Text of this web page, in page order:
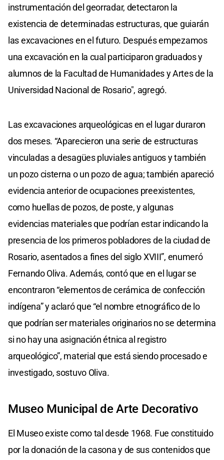
instrumentación del georradar, detectaron la
existencia de determinadas estructuras, que guiarán
las excavaciones en el futuro. Después empezamos
una excavación en la cual participaron graduados y
alumnos de la Facultad de Humanidades y Artes de la
Universidad Nacional de Rosario", agregó.
Las excavaciones arqueológicas en el lugar duraron
dos meses. “Aparecieron una serie de estructuras
vinculadas a desagües pluviales antiguos y también
un pozo cisterna o un pozo de agua; también apareció
evidencia anterior de ocupaciones preexistentes,
como huellas de pozos, de poste, y algunas
evidencias materiales que podrían estar indicando la
presencia de los primeros pobladores de la ciudad de
Rosario, asentados a fines del siglo XVIII”, enumeró
Fernando Oliva. Además, contó que en el lugar se
encontraron “elementos de cerámica de confección
indígena” y aclaró que “el nombre etnográfico de lo
que podrían ser materiales originarios no se determina
si no hay una asignación étnica al registro
arqueológico”, material que está siendo procesado e
investigado, sostuvo Oliva.
Museo Municipal de Arte Decorativo
El Museo existe como tal desde 1968. Fue constituido
por la donación de la casona y de sus contenidos que